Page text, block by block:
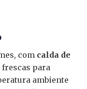
com calda de
frescas para
ambiente